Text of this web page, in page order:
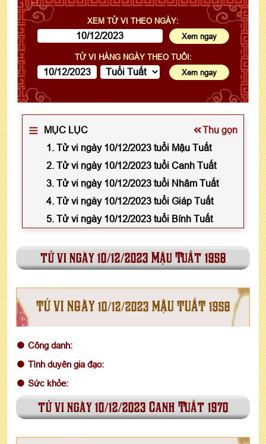
XEM TỬ VI THEO NGÀY:
TỬ VI HÀNG NGÀY THEO TUỔI:
MỤC LỤC
Thu gọn
1. Tử vi ngày 10/12/2023 tuổi Mậu Tuất
2. Tử vi ngày 10/12/2023 tuổi Canh Tuất
3. Tử vi ngày 10/12/2023 tuổi Nhâm Tuất
4. Tử vi ngày 10/12/2023 tuổi Giáp Tuất
5. Tử vi ngày 10/12/2023 tuổi Bính Tuất
tử vi ngày 10/12/2023 Mậu Tuất 1958
TỬ VI NGÀY 10/12/2023 MẬU TUẤT 1958
Công danh:
Tình duyên gia đạo:
Sức khỏe:
tử vi ngày 10/12/2023 Canh Tuất 1970